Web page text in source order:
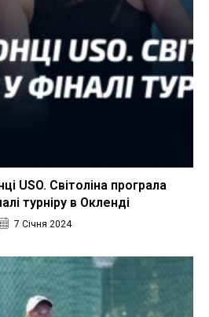
USO. Світоліна програла
турніру в Окленді
7 Січня 2024